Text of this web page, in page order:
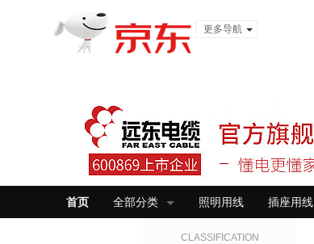
更多导航
首页 全部分类 照明用线 插座用线
CLASSIFICATION